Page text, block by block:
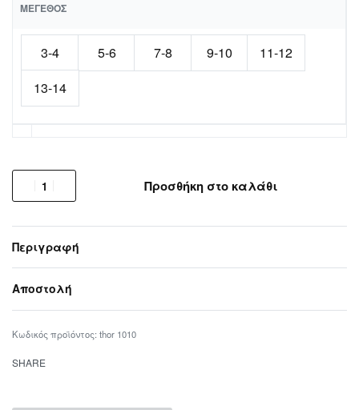
ΜΈΓΕΘΟΣ
3-4 5-6 7-8 9-10
11-12
13-14
Προσθήκη στο καλάθι
Περιγραφή
Αποστολή
thor 1010
SHARE